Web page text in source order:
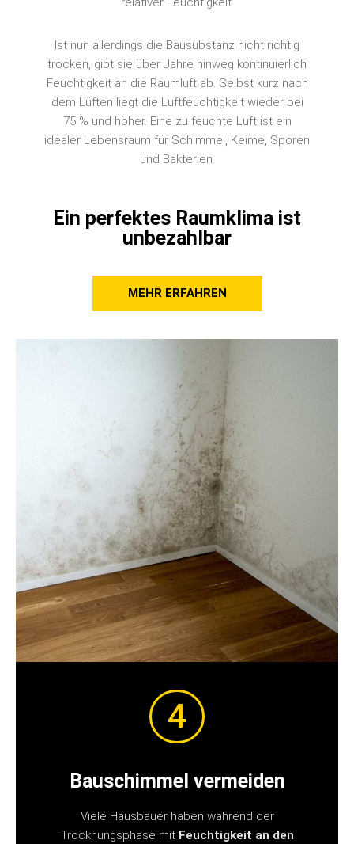
Ist nun allerdings die Bausubstanz nicht richtig
trocken, gibt sie über Jahre hinweg kontinuierlich
Feuchtigkeit an die Raumluft ab. Selbst kurz nach
dem Lüften liegt die Luftfeuchtigkeit wieder bei
75 % und höher. Eine zu feuchte Luft ist ein
idealer Lebensraum für Schimmel, Keime, Sporen
und Bakterien.
Ein perfektes Raumklima ist
unbezahlbar
MEHR ERFAHREN
4
Bauschimmel vermeiden
Viele Hausbauer haben während der
Trocknungsphase mit Feuchtigkeit an den